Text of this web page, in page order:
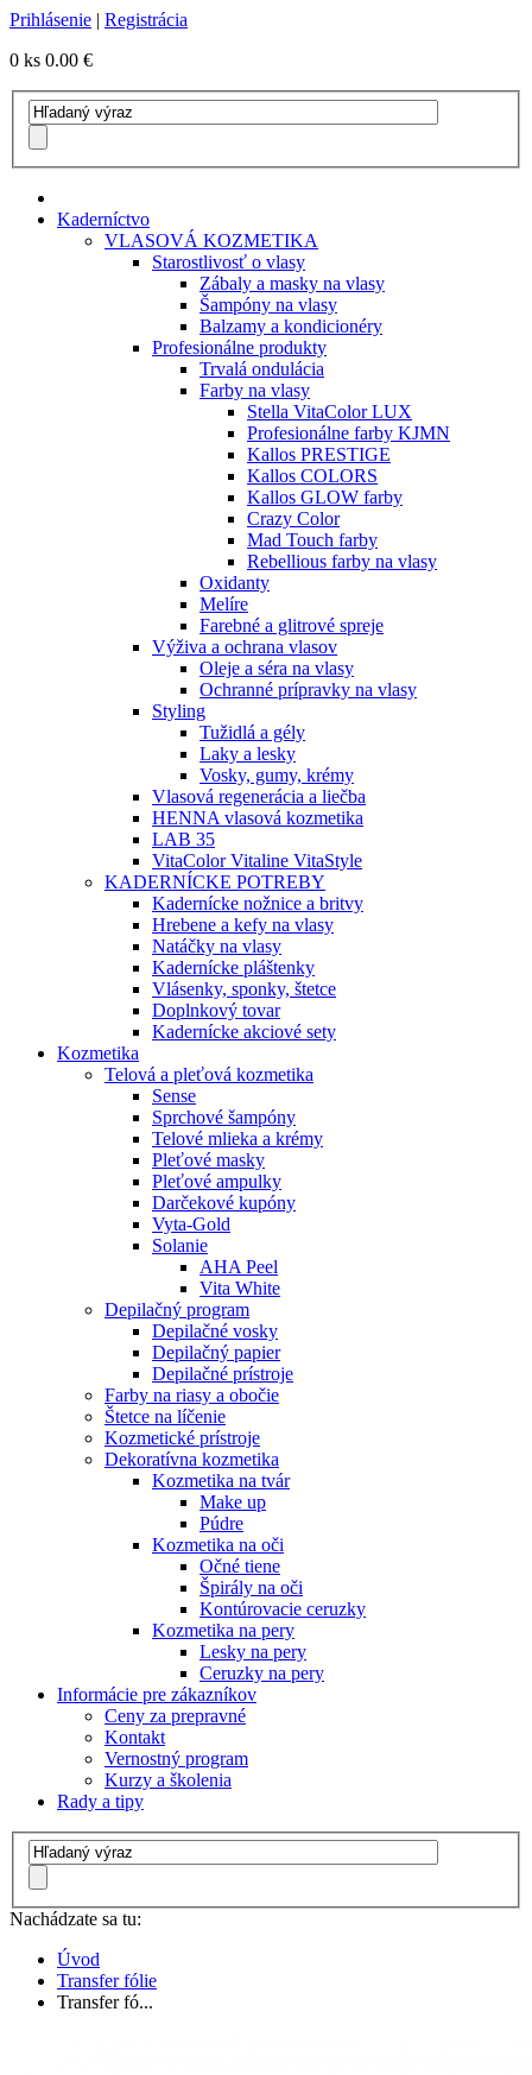
Prihlásenie | Registrácia
0 ks 0.00 €
Kaderníctvo
VLASOVÁ KOZMETIKA
Starostlivosť o vlasy
Zábaly a masky na vlasy
Šampóny na vlasy
Balzamy a kondicionéry
Profesionálne produkty
Trvalá ondulácia
Farby na vlasy
Stella VitaColor LUX
Profesionálne farby KJMN
Kallos PRESTIGE
Kallos COLORS
Kallos GLOW farby
Crazy Color
Mad Touch farby
Rebellious farby na vlasy
Oxidanty
Melíre
Farebné a glitrové spreje
Výživa a ochrana vlasov
Oleje a séra na vlasy
Ochranné prípravky na vlasy
Styling
Tužidlá a gély
Laky a lesky
Vosky, gumy, krémy
Vlasová regenerácia a liečba
HENNA vlasová kozmetika
LAB 35
VitaColor Vitaline VitaStyle
KADERNÍCKE POTREBY
Kadernícke nožnice a britvy
Hrebene a kefy na vlasy
Natáčky na vlasy
Kadernícke pláštenky
Vlásenky, sponky, štetce
Doplnkový tovar
Kadernícke akciové sety
Kozmetika
Telová a pleťová kozmetika
Sense
Sprchové šampóny
Telové mlieka a krémy
Pleťové masky
Pleťové ampulky
Darčekové kupóny
Vyta-Gold
Solanie
AHA Peel
Vita White
Depilačný program
Depilačné vosky
Depilačný papier
Depilačné prístroje
Farby na riasy a obočie
Štetce na líčenie
Kozmetické prístroje
Dekoratívna kozmetika
Kozmetika na tvár
Make up
Púdre
Kozmetika na oči
Očné tiene
Špirály na oči
Kontúrovacie ceruzky
Kozmetika na pery
Lesky na pery
Ceruzky na pery
Informácie pre zákazníkov
Ceny za prepravné
Kontakt
Vernostný program
Kurzy a školenia
Rady a tipy
Nachádzate sa tu:
Úvod
Transfer fólie
Transfer fó...